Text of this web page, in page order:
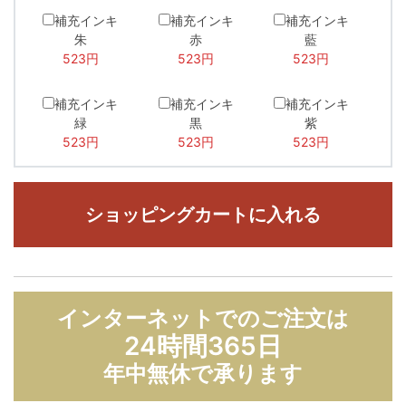
補充インキ
朱
523円
補充インキ
赤
523円
補充インキ
藍
523円
補充インキ
緑
523円
補充インキ
黒
523円
補充インキ
紫
523円
ショッピングカートに入れる
インターネットでのご注文は
24時間365日
年中無休で承ります